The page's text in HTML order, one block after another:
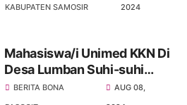
KABUPATEN SAMOSIR 2024
Mahasiswa/i Unimed KKN Di
Desa Lumban Suhi-suhi
Toruan Samosir Bersihkan
Eceng Gondok Di Danau
BERITA BONA
AUG 08,